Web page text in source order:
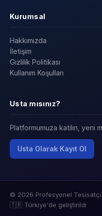
Kurumsal
Hakkımızda
İletişim
Gizlilik Politikası
Kullanım Koşulları
Usta mısınız?
Platformumuza katılın, yeni
Usta Olarak Kayıt Ol
© 2026 Profesyonel Tesisatçı.
🇹🇷 Türkiye'de geliştirildi